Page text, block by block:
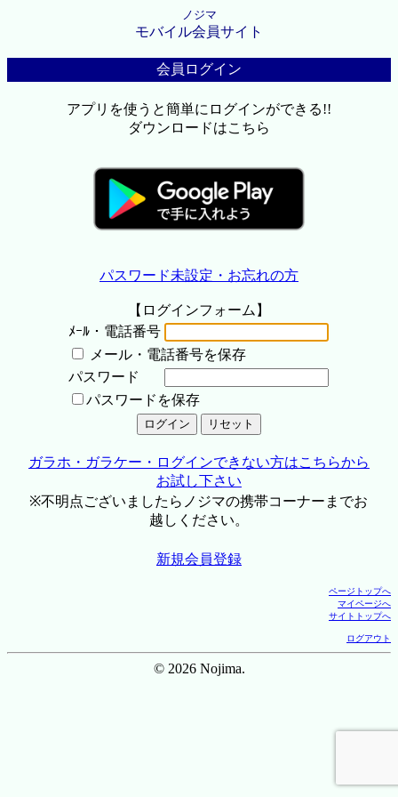
ノジマ
モバイル会員サイト
会員ログイン
アプリを使うと簡単にログインができる!!
ダウンロードはこちら
パスワード未設定・お忘れの方
【ログインフォーム】
ﾒｰﾙ・電話番号
メール・電話番号を保存
パスワード
パスワードを保存
ガラホ・ガラケー・ログインできない方はこちらから
お試し下さい
※不明点ございましたらノジマの携帯コーナーまでお
越しください。
新規会員登録
ページトップへ
マイページへ
サイトトップへ
ログアウト
© 2026 Nojima.